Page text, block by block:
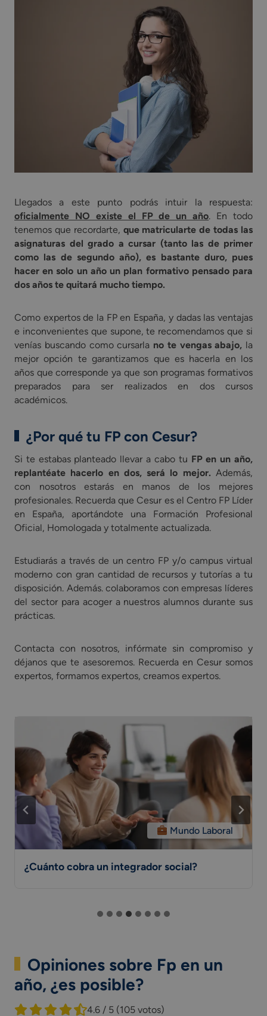
Llegados a este punto podrás intuir la respuesta:
oficialmente NO existe el FP de un año. En todo
tenemos que recordarte, que matricularte de todas las
asignaturas del grado a cursar (tanto las de primer
como las de segundo año), es bastante duro, pues
hacer en solo un año un plan formativo pensado para
dos años te quitará mucho tiempo.
Como expertos de la FP en España, y dadas las ventajas
e inconvenientes que supone, te recomendamos que si
venías buscando como cursarla no te vengas abajo, la
mejor opción te garantizamos que es hacerla en los
años que corresponde ya que son programas formativos
preparados para ser realizados en dos cursos
académicos.
¿Por qué tu FP con Cesur?
Si te estabas planteado llevar a cabo tu FP en un año,
replantéate hacerlo en dos, será lo mejor. Además,
con nosotros estarás en manos de los mejores
profesionales. Recuerda que Cesur es el Centro FP Líder
en España, aportándote una Formación Profesional
Oficial, Homologada y totalmente actualizada.
Estudiarás a través de un centro FP y/o campus virtual
moderno con gran cantidad de recursos y tutorías a tu
disposición. Además. colaboramos con empresas líderes
del sector para acoger a nuestros alumnos durante sus
prácticas.
Contacta con nosotros, infórmate sin compromiso y
déjanos que te asesoremos. Recuerda en Cesur somos
expertos, formamos expertos, creamos expertos.
Mundo Laboral
¿Cuánto cobra un integrador social?
Opiniones sobre Fp en un
año, ¿es posible?
4.6 / 5 (105 votos)